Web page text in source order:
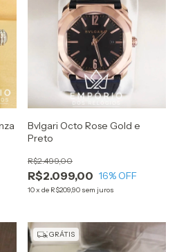
Bvlgari Octo Rose Gold e
Preto
R$2.099,00
R$2.499,00
16% OFF
10x de R$209,90 sem juros
GRÁTIS